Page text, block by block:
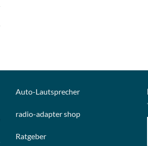
Auto-Lautsprecher
radio-adapter shop
Ratgeber